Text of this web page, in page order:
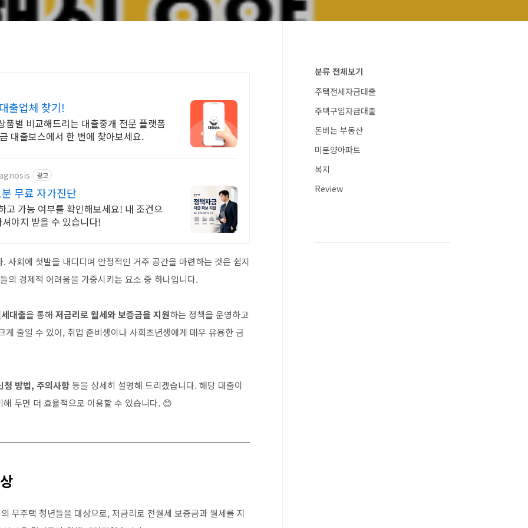
출업체 찾기!
별 비교해드리는 대출중개 전문 플랫폼
대출보스에서 한 번에 찾아보세요.
광고
무료 자가진단
가능 여부를 확인해보세요! 내 조건으
야지 받을 수 있습니다!
. 사회에 첫발을 내디디며 안정적인 거주 공간을 마련하는 것은 쉽지
의 경제적 어려움을 가중시키는 요소 중 하나입니다.
대출을 통해 저금리로 월세와 보증금을 지원하는 정책을 운영하고
줄일 수 있어, 취업 준비생이나 사회초년생에게 매우 유용한 금
청 방법, 주의사항등을 상세히 설명해 드리겠습니다. 해당 대출이
두면 더 효율적으로 이용할 수 있습니다. 😊
무주택 청년들을 대상으로, 저금리로 전월세 보증금과 월세를 지
분류 전체보기
주택전세자금대출
주택구입자금대출
돈버는 부동산
미분양아파트
복지
Review